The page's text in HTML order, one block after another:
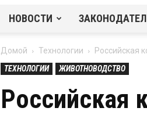
НОВОСТИ
Домой Технологии
Российская
ТЕХНОЛОГИИ
ЖИВОТНОВОДСТВО
Российская